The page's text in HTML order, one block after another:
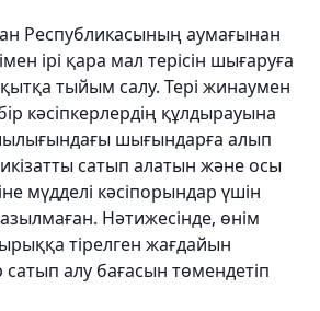
Республикасының аумағынан
ірі қара мал терісін шығаруға
тыйым салу. Тері жинаумен
кәсіпкерлердің құлдырауына
шығындарға алып
сатып алатын және осы
мүдделі кәсіпорындар үшін
Нәтижесінде, өнім
тірелген жағдайын
алу бағасын төмендетіп